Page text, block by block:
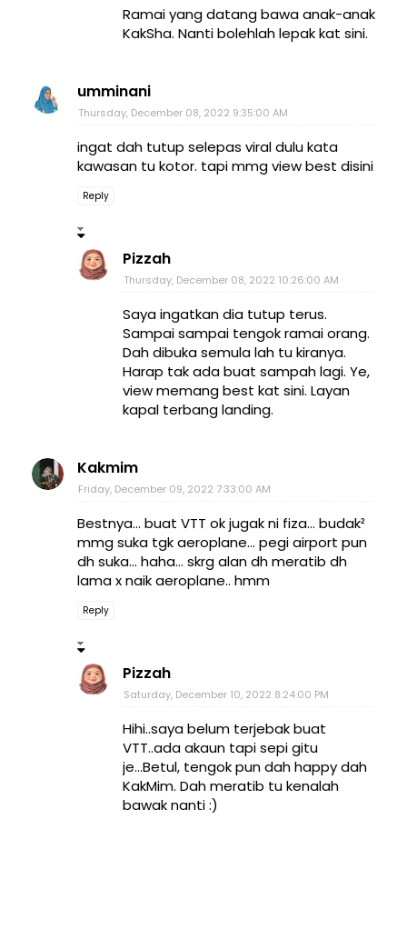
Ramai yang datang bawa anak-anak
KakSha. Nanti bolehlah lepak kat sini.
umminani
Thursday, December 08, 2022 9:35:00 AM
ingat dah tutup selepas viral dulu kata
kawasan tu kotor. tapi mmg view best disini
Reply
Pizzah
Thursday, December 08, 2022 10:26:00 AM
Saya ingatkan dia tutup terus.
Sampai sampai tengok ramai orang.
Dah dibuka semula lah tu kiranya.
Harap tak ada buat sampah lagi. Ye,
view memang best kat sini. Layan
kapal terbang landing.
Kakmim
Friday, December 09, 2022 7:33:00 AM
Bestnya... buat VTT ok jugak ni fiza... budak²
mmg suka tgk aeroplane... pegi airport pun
dh suka... haha... skrg alan dh meratib dh
lama x naik aeroplane.. hmm
Reply
Pizzah
Saturday, December 10, 2022 8:24:00 PM
Hihi..saya belum terjebak buat
VTT..ada akaun tapi sepi gitu
je...Betul, tengok pun dah happy dah
KakMim. Dah meratib tu kenalah
bawak nanti :)